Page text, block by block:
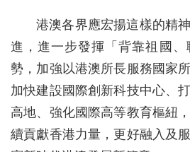
港澳各界應宏揚這樣的精
進，進一步發揮「背靠祖國
勢，加強以港澳所長服務國家
加快建設國際創新科技中心、
高地、強化國際高等教育樞紐
續貢獻香港力量，更好融入及